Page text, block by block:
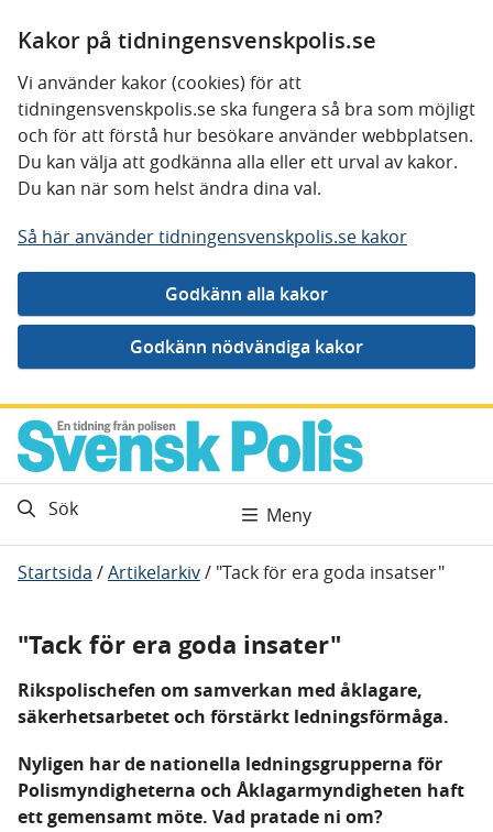
Kakor på tidningensvenskpolis.se
Vi använder kakor (cookies) för att
tidningensvenskpolis.se ska fungera så bra som möjligt
och för att förstå hur besökare använder webbplatsen.
Du kan välja att godkänna alla eller ett urval av kakor.
Du kan när som helst ändra dina val.
Så här använder tidningensvenskpolis.se kakor
Gå direkt till innehåll
Sök Meny
Startsida /Artikelarkiv/ "Tack för era goda insatser"
"Tack för era goda insater"
Rikspolischefen om samverkan med åklagare,
säkerhetsarbetet och förstärkt ledningsförmåga.
Nyligen har de nationella ledningsgrupperna för
Polismyndigheterna och Åklagarmyndigheten haft
ett gemensamt möte. Vad pratade ni om?